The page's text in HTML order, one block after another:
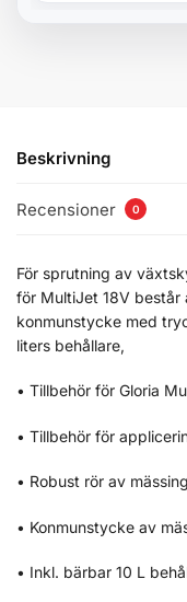
Beskrivning
Recensioner 0
För sprutning av
för MultiJet 18V består
konmunstycke med
liters behållare,
• Tillbehör för Gloria
• Tillbehör för
• Robust rör av
• Konmunstycke av
• Inkl. bärbar 10 L